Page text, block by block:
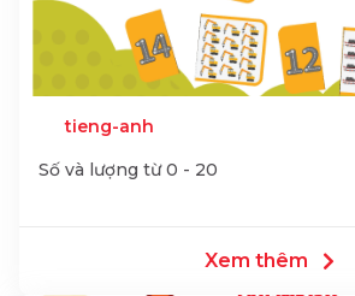
tieng-anh
Số và lượng từ 0 - 20
Xem thêm